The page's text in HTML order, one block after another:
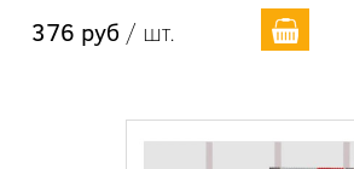
376 руб / шт.